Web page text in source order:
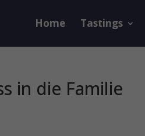
Home Tastings
in die Familie